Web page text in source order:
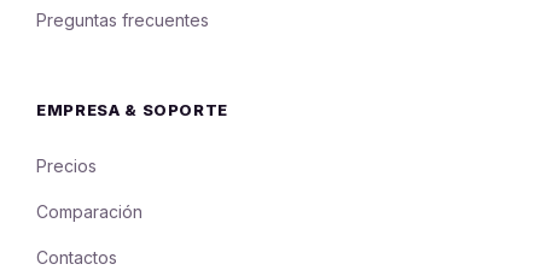
Preguntas frecuentes
EMPRESA & SOPORTE
Precios
Comparación
Contactos